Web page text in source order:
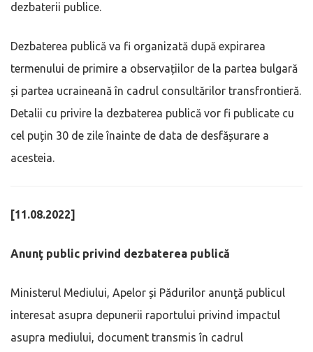
dezbaterii publice.
Dezbaterea publică va fi organizată după expirarea
termenului de primire a observațiilor de la partea bulgară
și partea ucraineană în cadrul consultărilor transfrontieră.
Detalii cu privire la dezbaterea publică vor fi publicate cu
cel puțin 30 de zile înainte de data de desfășurare a
acesteia.
[11.08.2022]
Anunţ public privind dezbaterea publică
Ministerul Mediului, Apelor și Pădurilor anunţă publicul
interesat asupra depunerii raportului privind impactul
asupra mediului, document transmis în cadrul